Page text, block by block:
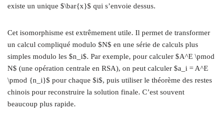
existe un unique $\bar{x}$ qui s’envoie dessus.
Cet isomorphisme est extrêmement utile. Il permet de transformer
un calcul compliqué modulo $N$ en une série de calculs plus
simples modulo les $n_i$. Par exemple, pour calculer $A^E \pmod
N$ (une opération centrale en RSA), on peut calculer $a_i = A^E
\pmod {n_i}$ pour chaque $i$, puis utiliser le théorème des restes
chinois pour reconstruire la solution finale. C’est souvent
beaucoup plus rapide.